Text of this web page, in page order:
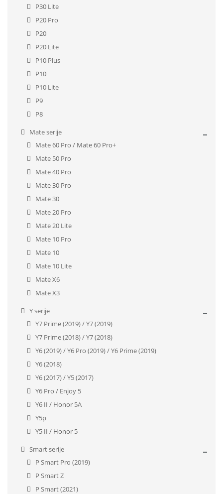
P30 Lite
P20 Pro
P20
P20 Lite
P10 Plus
P10
P10 Lite
P9
P8
Mate serije
Mate 60 Pro / Mate 60 Pro+
Mate 50 Pro
Mate 40 Pro
Mate 30 Pro
Mate 30
Mate 20 Pro
Mate 20 Lite
Mate 10 Pro
Mate 10
Mate 10 Lite
Mate X6
Mate X3
Y serije
Y7 Prime (2019) / Y7 (2019)
Y7 Prime (2018) / Y7 (2018)
Y6 (2019) / Y6 Pro (2019) / Y6 Prime (2019)
Y6 (2018)
Y6 (2017) / Y5 (2017)
Y6 Pro / Enjoy 5
Y6 II / Honor 5A
Y5p
Y5 II / Honor 5
Smart serije
P Smart Pro (2019)
P Smart Z
P Smart (2021)